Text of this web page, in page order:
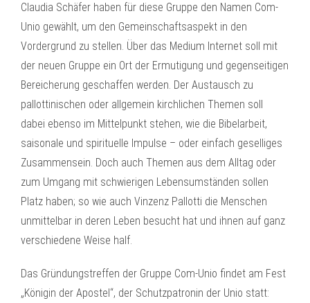
Claudia Schäfer haben für diese Gruppe den Namen Com-
Unio gewählt, um den Gemeinschaftsaspekt in den
Vordergrund zu stellen. Über das Medium Internet soll mit
der neuen Gruppe ein Ort der Ermutigung und gegenseitigen
Bereicherung geschaffen werden. Der Austausch zu
pallottinischen oder allgemein kirchlichen Themen soll
dabei ebenso im Mittelpunkt stehen, wie die Bibelarbeit,
saisonale und spirituelle Impulse – oder einfach geselliges
Zusammensein. Doch auch Themen aus dem Alltag oder
zum Umgang mit schwierigen Lebensumständen sollen
Platz haben; so wie auch Vinzenz Pallotti die Menschen
unmittelbar in deren Leben besucht hat und ihnen auf ganz
verschiedene Weise half.
Das Gründungstreffen der Gruppe Com-Unio findet am Fest
„Königin der Apostel“, der Schutzpatronin der Unio statt: